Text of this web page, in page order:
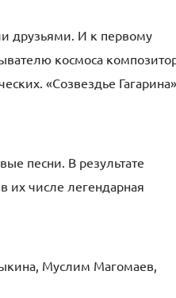
друзьями. И к первому
космоса
«Созвездье
песни. В результате
их числе легендарная
Муслим Магомаев,